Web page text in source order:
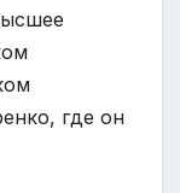
где он